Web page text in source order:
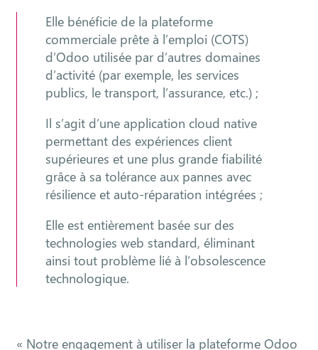
Elle bénéficie de la plateforme
commerciale prête à l’emploi (COTS)
d’Odoo utilisée par d’autres domaines
d’activité (par exemple, les services
publics, le transport, l’assurance, etc.) ;
Il s’agit d’une application cloud native
permettant des expériences client
supérieures et une plus grande fiabilité
grâce à sa tolérance aux pannes avec
résilience et auto-réparation intégrées ;
Elle est entièrement basée sur des
technologies web standard, éliminant
ainsi tout problème lié à l’obsolescence
technologique.
« Notre engagement à utiliser la plateforme Odoo